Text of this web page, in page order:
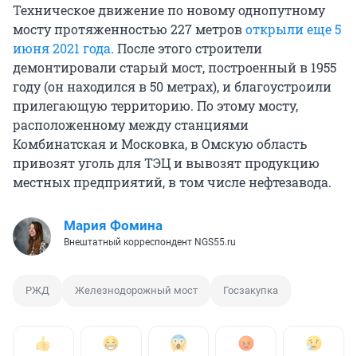
Техническое движение по новому однопутному
мосту протяженностью 227 метровоткрыли еще 5
июня 2021 года. После этого строители
демонтировали старый мост, построенный в 1955
году (он находился в 50 метрах), и благоустроили
прилегающую территорию. По этому мосту,
расположенному между станциями
Комбинатская и Московка, в Омскую область
привозят уголь для ТЭЦ и вывозят продукцию
местных предприятий, в том числе нефтезавода.
Мария Фомина
Внештатный корреспондент NGS55.ru
РЖД Железнодорожный мост Госзакупка